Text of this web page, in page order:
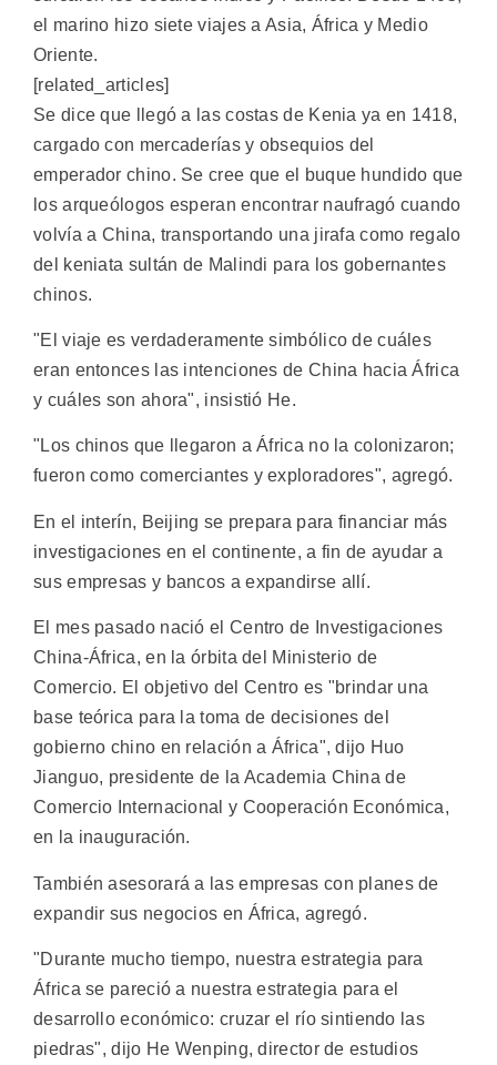
el marino hizo siete viajes a Asia, África y Medio
Oriente.
[related_articles]
Se dice que llegó a las costas de Kenia ya en 1418,
cargado con mercaderías y obsequios del
emperador chino. Se cree que el buque hundido que
los arqueólogos esperan encontrar naufragó cuando
volvía a China, transportando una jirafa como regalo
del keniata sultán de Malindi para los gobernantes
chinos.
"El viaje es verdaderamente simbólico de cuáles
eran entonces las intenciones de China hacia África
y cuáles son ahora", insistió He.
"Los chinos que llegaron a África no la colonizaron;
fueron como comerciantes y exploradores", agregó.
En el interín, Beijing se prepara para financiar más
investigaciones en el continente, a fin de ayudar a
sus empresas y bancos a expandirse allí.
El mes pasado nació el Centro de Investigaciones
China-África, en la órbita del Ministerio de
Comercio. El objetivo del Centro es "brindar una
base teórica para la toma de decisiones del
gobierno chino en relación a África", dijo Huo
Jianguo, presidente de la Academia China de
Comercio Internacional y Cooperación Económica,
en la inauguración.
También asesorará a las empresas con planes de
expandir sus negocios en África, agregó.
"Durante mucho tiempo, nuestra estrategia para
África se pareció a nuestra estrategia para el
desarrollo económico: cruzar el río sintiendo las
piedras", dijo He Wenping, director de estudios